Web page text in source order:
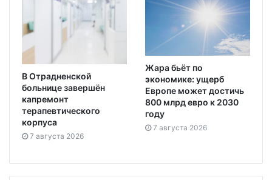
В Отрадненской
больнице завершён
капремонт
терапевтического
корпуса
7 августа 2026
Жара бьёт по
экономике: ущерб
Европе может достичь
800 млрд евро к 2030
году
7 августа 2026